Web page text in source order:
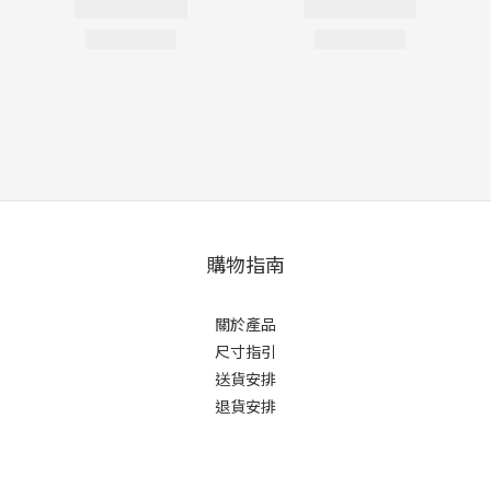
購物指南
關於產品
尺寸指引
送貨安排
退貨安排